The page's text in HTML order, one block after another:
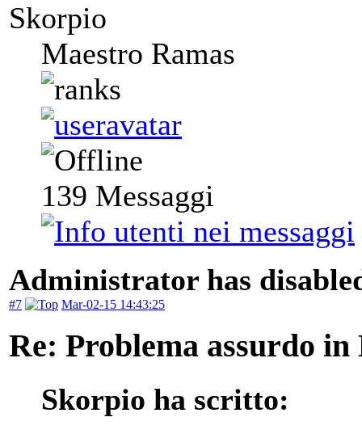
Skorpio
Maestro Ramas
139 Messaggi
Administrator has
#7 Mar-02-15 14:43:25
Re: Problema assurdo in
Skorpio ha scritto: